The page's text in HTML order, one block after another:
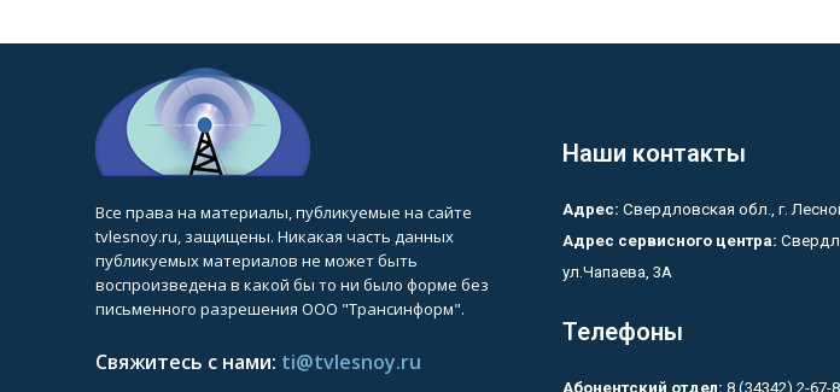
Все права на материалы, публикуемые на сайте
tvlesnoy.ru, защищены. Никакая часть данных
публикуемых материалов не может быть
воспроизведена в какой бы то ни было форме без
письменного разрешения ООО "Трансинформ".
Свяжитесь с нами: ti@tvlesnoy.ru
Наши контакты
Адрес: Свердловская обл., г.
Адрес сервисного центра:
ул.Чапаева, 3А
Телефоны
Абонентский отдел: 8 (34342) 2-67-